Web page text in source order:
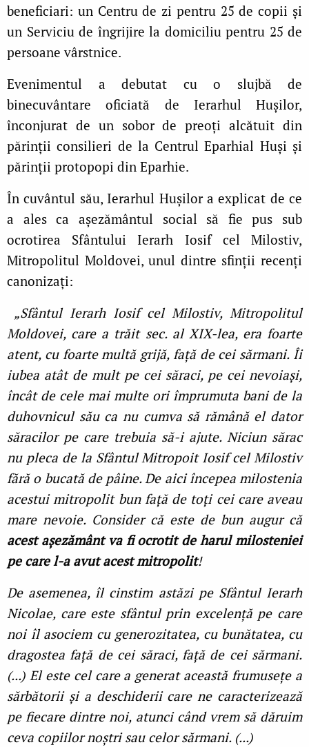
beneficiari: un Centru de zi pentru 25 de copii și
un Serviciu de îngrijire la domiciliu pentru 25 de
persoane vârstnice.
Evenimentul a debutat cu o slujbă de
binecuvântare oficiată de Ierarhul Huşilor,
înconjurat de un sobor de preoţi alcătuit din
părinţii consilieri de la Centrul Eparhial Huşi şi
părinţii protopopi din Eparhie.
În cuvântul său, Ierarhul Hușilor a explicat de ce
a ales ca așezământul social să fie pus sub
ocrotirea Sfântului Ierarh Iosif cel Milostiv,
Mitropolitul Moldovei, unul dintre sfinții recenți
canonizați:
„Sfântul Ierarh Iosif cel Milostiv, Mitropolitul
Moldovei, care a trăit sec. al XIX-lea, era foarte
atent, cu foarte multă grijă, față de cei sărmani. Îi
iubea atât de mult pe cei săraci, pe cei nevoiași,
încât de cele mai multe ori împrumuta bani de la
duhovnicul său ca nu cumva să rămână el dator
săracilor pe care trebuia să-i ajute. Niciun sărac
nu pleca de la Sfântul Mitropoit Iosif cel Milostiv
fără o bucată de pâine. De aici începea milostenia
acestui mitropolit bun față de toți cei care aveau
mare nevoie. Consider că este de bun augur că
acest așezământ va fi ocrotit de harul milosteniei
pe care l-a avut acest mitropolit!
De asemenea, îl cinstim astăzi pe Sfântul Ierarh
Nicolae, care este sfântul prin excelență pe care
noi îl asociem cu generozitatea, cu bunătatea, cu
dragostea față de cei săraci, față de cei sărmani.
(...) El este cel care a generat această frumusețe a
sărbătorii și a deschiderii care ne caracterizează
pe fiecare dintre noi, atunci când vrem să dăruim
ceva copiilor noștri sau celor sărmani. (...)